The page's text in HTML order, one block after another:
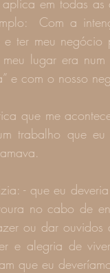
aplica em todas
Com a
ter meu negócio
lugar era
e com o nosso
que me
trabalho que
- que eu
no cabo de
ou dar ouvidos
e alegria de
que eu